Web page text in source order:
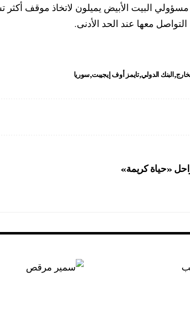
البيت الأبيض يميلون لاتخاذ موقف أكثر
معها عند الحد الأدنى.
البنك الدولي تايمز أوف إيجيبت سوريا
«حياة كريمة»